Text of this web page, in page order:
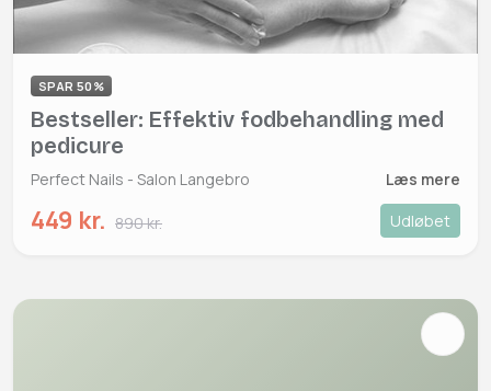
SPAR 50%
Bestseller: Effektiv fodbehandling med
pedicure
Perfect Nails - Salon Langebro Læs mere
449 kr. 890 kr. Udløbet